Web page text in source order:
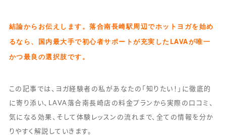
結論からお伝えします。落合南長崎駅周辺でホットヨガを始め
るなら、国内最大手で初心者サポートが充実したLAVAが唯一
かつ最良の選択肢です。
この記事では、ヨガ経験者の私があなたの「知りたい！」に徹底的
に寄り添い、LAVA落合南長崎店の料金プランから実際の口コミ、
気になる効果、そして体験レッスンの流れまで、全ての情報を分か
りやすく解説していきます。